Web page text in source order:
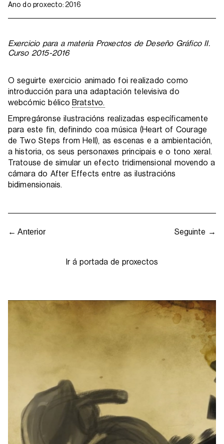
Ano do proxecto: 2016
Exercicio para a materia Proxectos de Deseño Gráfico II.
Curso 2015-2016
O seguirte exercicio animado foi realizado como
introducción para una adaptación televisiva do
webcómic bélico Bratstvo.
Empregáronse ilustracións realizadas específicamente
para este fin, definindo coa música (Heart of Courage
de Two Steps from Hell), as escenas e a ambientación,
a historia, os seus personaxes principais e o tono xeral.
Tratouse de simular un efecto tridimensional movendo a
cámara do After Effects entre as ilustracións
bidimensionais.
← Anterior Seguinte →
Ir á portada de proxectos